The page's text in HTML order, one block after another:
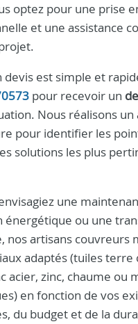
optez pour une prise
et une assistance
devis est simple et
pour recevoir un
Nous réalisons
pour identifier les
solutions les plus
une
énergétique ou une
nos artisans
adaptés (tuiles terre
acier, zinc, chaume ou
en fonction de vos
du budget et de la